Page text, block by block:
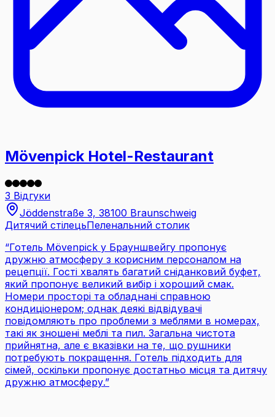
Mövenpick Hotel-Restaurant
3 Відгуки
Jöddenstraße 3, 38100 Braunschweig
Дитячий стілецьПеленальний столик
“Готель Mövenpick у Брауншвейгу пропонує
дружню атмосферу з корисним персоналом на
рецепції. Гості хвалять багатий сніданковий буфет,
який пропонує великий вибір і хороший смак.
Номери просторі та обладнані справною
кондиціонером; однак деякі відвідувачі
повідомляють про проблеми з меблями в номерах,
такі як зношені меблі та пил. Загальна чистота
прийнятна, але є вказівки на те, що рушники
потребують покращення. Готель підходить для
сімей, оскільки пропонує достатньо місця та дитячу
дружню атмосферу.”